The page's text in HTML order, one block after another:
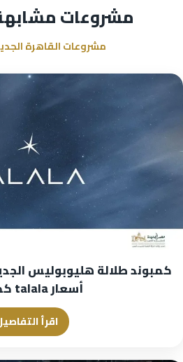
مشروعات
مشروعات القاهرة
أسعار talala كمبوند
اقرأ